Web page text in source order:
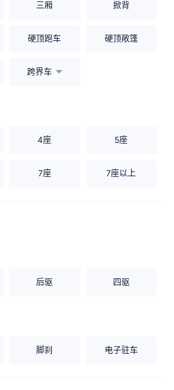
三厢 掀背
硬顶跑车 硬顶敞篷
跨界车
4座 5座
7座 7座以上
后驱 四驱
脚刹 电子驻车